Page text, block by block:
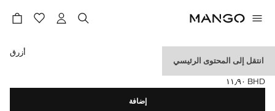
انتقل إلى المحتوى الرئيسي
قميص مخطط من الكتان
السعر الحالي [BHD ١١٫٩٠ ]
BHD ١١٫٩٠
حدد اللون
أزرق
إضافة